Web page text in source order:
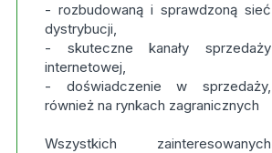
- rozbudowaną i sprawdzoną sieć
dystrybucji,
- skuteczne kanały sprzedaży
internetowej,
- doświadczenie w sprzedaży,
również na rynkach zagranicznych
Wszystkich zainteresowanych